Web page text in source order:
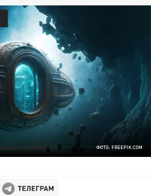
ФОТО: FREEPIK.COM